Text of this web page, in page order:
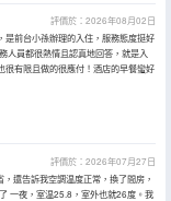
評價於：2026年08月02日
是前台小孫辦理的入住，服務態度挺好
人員都很熱情且認真地回答，就是入
很有限且做的很應付！酒店的早餐蠻好
評價於：2026年07月27日
還告訴我空調温度正常，換了間房，
一夜，室温25.8，室外也就26度。我